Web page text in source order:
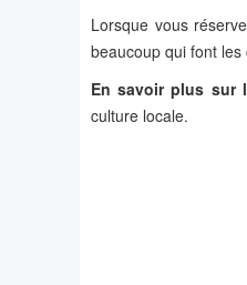
Lorsque vous
beaucoup qui font
En savoir plus sur
culture locale.